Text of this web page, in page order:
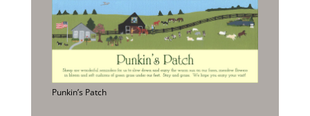
Punkin’s Patch